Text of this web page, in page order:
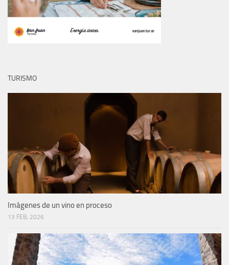
TURISMO
Imágenes de un vino en proceso
13 FEB, 2026